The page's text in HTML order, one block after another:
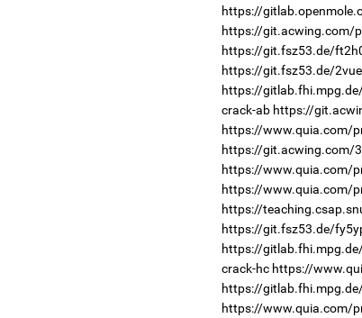
https://
https://git.acwing.com/
https://git.fsz53.de/
https://git.fsz53.de/
https://
crack-ab https://
https://www.quia.com/
https://git.acwing.com/
https://www.quia.com/
https://www.quia.com/
https://
https://git.fsz53.de/
https://
crack-hc https://
https://
https://www.quia.com/